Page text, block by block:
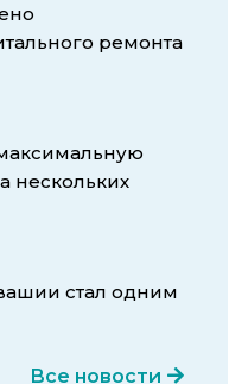
ремонта
нескольких
стал одним
Все новости